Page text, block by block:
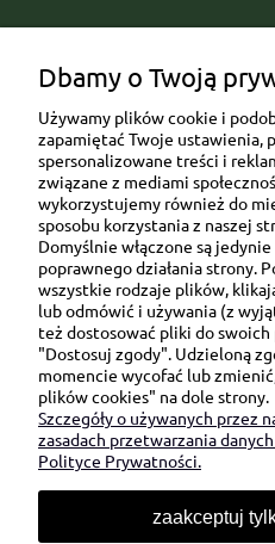
Ul. Brukowa
91-341
NIP:
SKONTAKTUJ
sklep@be-
+48 690
(pon-pt
Dbamy o Twoją
Używamy plików cookie i
zapamiętać Twoje ustawienia,
spersonalizowane treści i
związane z mediami
wykorzystujemy również do
sposobu korzystania z naszej
Domyślnie włączone są
poprawnego działania strony.
wszystkie rodzaje plików,
lub odmówić i używania (z
też dostosować pliki do
"Dostosuj zgody". Udzieloną
momencie wycofać lub
plików cookies" na dole strony.
Szczegóły o używanych przez
zasadach przetwarzania
Polityce Prywatności.
zaakceptuj